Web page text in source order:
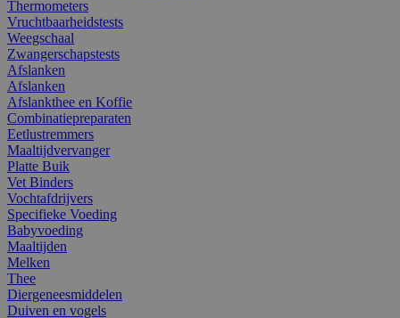
Thermometers
Vruchtbaarheidstests
Weegschaal
Zwangerschapstests
Afslanken
Afslanken
Afslankthee en Koffie
Combinatiepreparaten
Eetlustremmers
Maaltijdvervanger
Platte Buik
Vet Binders
Vochtafdrijvers
Specifieke Voeding
Babyvoeding
Maaltijden
Melken
Thee
Diergeneesmiddelen
Duiven en vogels